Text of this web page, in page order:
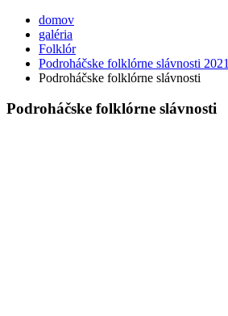
domov
galéria
Folklór
Podroháčske folklórne slávnosti 2021
Podroháčske folklórne slávnosti
Podroháčske folklórne slávnosti